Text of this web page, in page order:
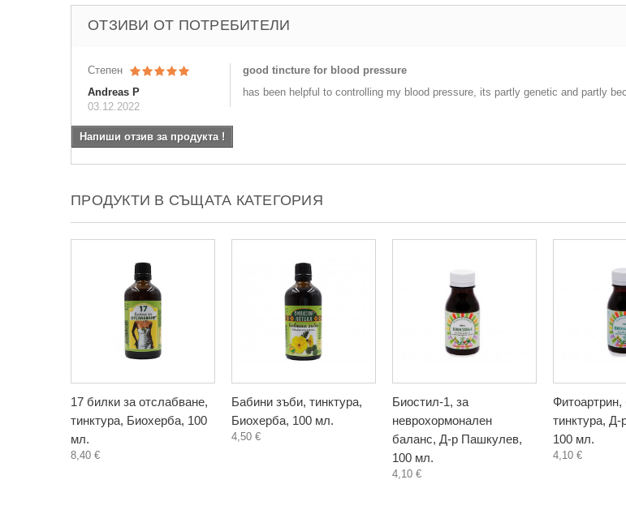
ОТЗИВИ ОТ ПОТРЕБИТЕЛИ
Степен
Andreas P
03.12.2022
good tincture for blood pressure
has been helpful to controlling my blood pressure, its partly genetic and partly
Напиши отзив за продукта !
ПРОДУКТИ В СЪЩАТА КАТЕГОРИЯ
17 билки за отслабване,
тинктура, Биохерба, 100
мл.
8,40 €
Бабини зъби, тинктура,
Биохерба, 100 мл.
4,50 €
Биостил-1, за
неврохормонален
баланс, Д-р Пашкулев,
100 мл.
4,10 €
Фитоартрин,
тинктура,
100 мл.
4,10 €